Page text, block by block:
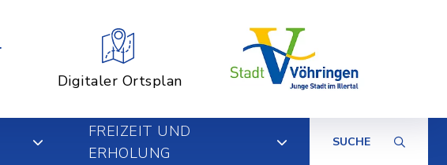
Digitaler Ortsplan
FREIZEIT UND
ERHOLUNG
SUCHE